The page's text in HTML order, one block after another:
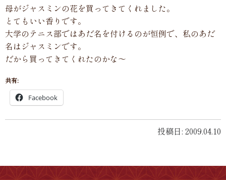
母がジャスミンの花を買ってきてくれました。
とてもいい香りです。
大学のテニス部ではあだ名を付けるのが恒例で、私のあだ
名はジャスミンです。
だから買ってきてくれたのかな〜
共有:
Facebook
投稿日: 2009.04.10